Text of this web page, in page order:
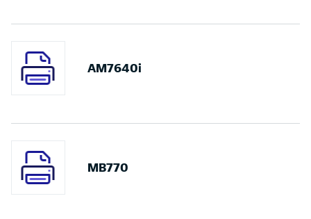
AM7640i
MB770